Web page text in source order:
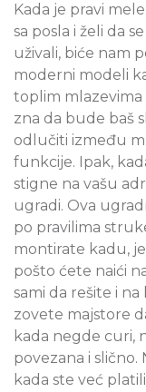
Kada je pravi
sa posla i želi da
uživali, biće nam
moderni modeli
toplim mlazevima
zna da bude baš
odlučiti između
funkcije. Ipak,
stigne na vašu
ugradi. Ova
po pravilima
montirate kadu,
pošto ćete naići
sami da rešite i
zovete majstore
kada negde curi,
povezana i
kada ste već